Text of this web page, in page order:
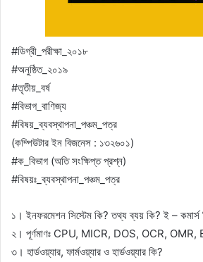
#ডিগ্রী_পরীক্ষা_২০১৮
#অনুষ্ঠিত_২০১৯
#তৃতীয়_বর্ষ
#বিভাগ_বাণিজ্য
#বিষয়_ব্যবস্থাপনা_পঞ্চম_পত্র
(কম্পিউটার ইন বিজনেস : ১৩২৬০১)
#ক_বিভাগ (অতি সংক্ষিপ্ত প্রশ্ন)
#বিষয়ঃ_ব্যবস্থাপনা_পঞ্চম_পত্র
১। ইনফরমেশন সিস্টেম কি? তথ্য ব্যয় কি? ই – কমার্স
২। পূর্ণমাণঃ CPU, MICR, DOS, OCR, OMR,
৩। হার্ডওয়্যার, ফার্মওয়্যার ও হার্ডওয়্যার কি?